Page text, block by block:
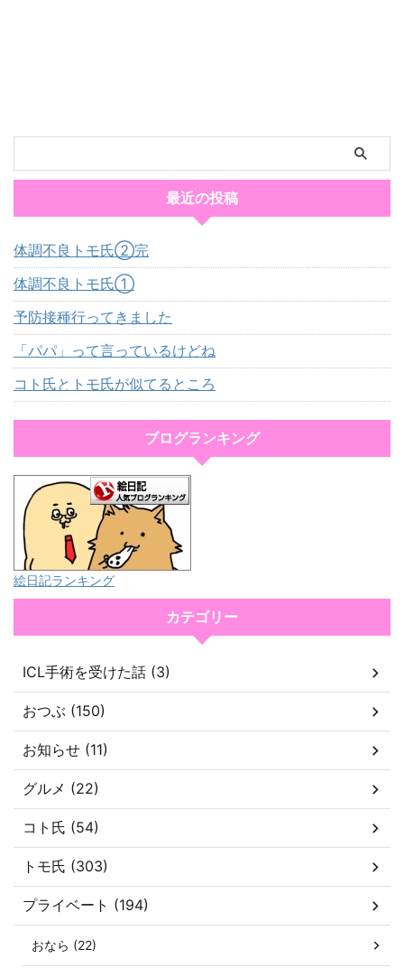
最近の投稿
体調不良トモ氏②完
体調不良トモ氏①
予防接種行ってきました
「パパ」って言っているけどね
コト氏とトモ氏が似てるところ
ブログランキング
絵日記ランキング
カテゴリー
ICL手術を受けた話 (3)
おつぶ (150)
お知らせ (11)
グルメ (22)
コト氏 (54)
トモ氏 (303)
プライベート (194)
おなら (22)